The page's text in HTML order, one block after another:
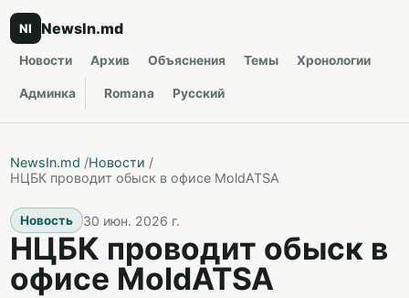
NI NewsIn.md
Новости Архив Объяснения Темы Хронологии
Админка Romana Русский
NewsIn.md /Новости /
НЦБК проводит обыск в офисе MoldATSA
Новость 30 июн. 2026 г.
НЦБК проводит обыск в
офисе MoldATSA